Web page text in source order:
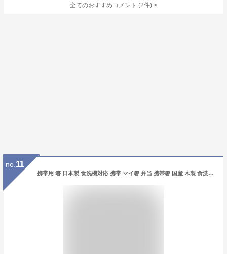
全てのおすすめコメント (2件) >
no. 11
携帯用 箸 日本製 食洗機対応 携帯 マイ箸 弁当 携帯箸 国産 木製 食洗機 箸箱 子供 おしゃれ 北欧 携帯用箸 はし ケース セット ランチ かわいい 四角箸 フードマン foodman a-life エーライフ ポスト投函